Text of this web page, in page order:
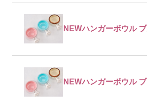
NEWハンガーボウル
NEWハンガーボウル